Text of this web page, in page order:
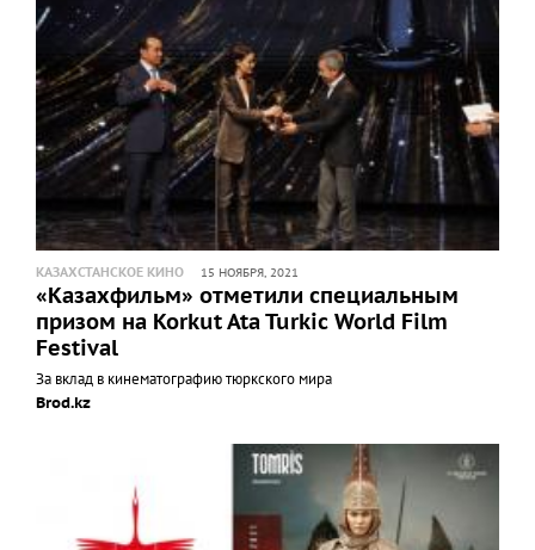
КАЗАХСТАНСКОЕ КИНО 15 НОЯБРЯ, 2021
«Казахфильм» отметили специальным
призом на Korkut Ata Turkic World Film
Festival
За вклад в кинематографию тюркского мира
Brod.kz